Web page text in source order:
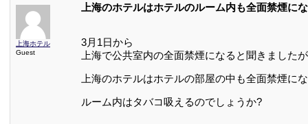
上海ホテル
Guest
上海のホテルはホテルのルーム内も全面禁煙に
3月1日から
上海で公共室内の全面禁煙になると聞きましたが
上海のホテルはホテルの部屋の中も全面禁煙に
ルーム内はタバコ吸えるのでしょうか?